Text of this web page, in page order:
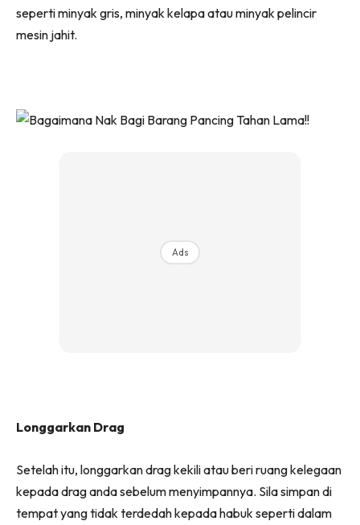
seperti minyak gris, minyak kelapa atau minyak pelincir
mesin jahit.
Ads
Longgarkan Drag
Setelah itu, longgarkan drag kekili atau beri ruang kelegaan
kepada drag anda sebelum menyimpannya. Sila simpan di
tempat yang tidak terdedah kepada habuk seperti dalam